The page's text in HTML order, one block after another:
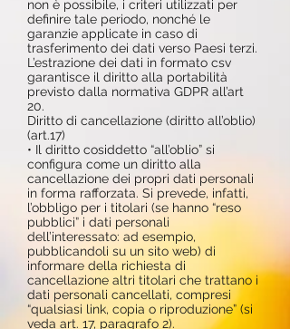
non è possibile, i criteri utilizzati per
definire tale periodo, nonché le
garanzie applicate in caso di
trasferimento dei dati verso Paesi terzi.
L’estrazione dei dati in formato csv
garantisce il diritto alla portabilità
previsto dalla normativa GDPR all’art
20.
Diritto di cancellazione (diritto all’oblio)
(art.17)
• Il diritto cosiddetto “all’oblio” si
configura come un diritto alla
cancellazione dei propri dati personali
in forma rafforzata. Si prevede, infatti,
l’obbligo per i titolari (se hanno “reso
pubblici” i dati personali
dell’interessato: ad esempio,
pubblicandoli su un sito web) di
informare della richiesta di
cancellazione altri titolari che trattano i
dati personali cancellati, compresi
“qualsiasi link, copia o riproduzione” (si
veda art. 17, paragrafo 2).